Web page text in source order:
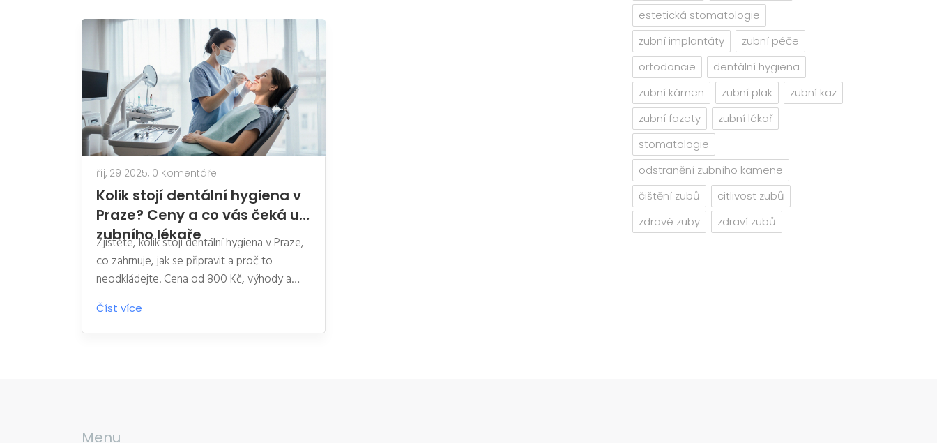
říj, 29 2025, 0 Komentáře
Kolik stojí dentální hygiena v
Praze? Ceny a co vás čeká u
zubního lékaře
Zjistěte, kolik stojí dentální hygiena v Praze,
co zahrnuje, jak se připravit a proč to
neodkládejte. Cena od 800 Kč, výhody a
časté chyby.
Číst více
estetická stomatologie
zubní implantáty
zubní péče
ortodoncie
dentální hygiena
zubní kámen
zubní plak
zubní kaz
zubní fazety
zubní lékař
stomatologie
odstranění zubního kamene
čištění zubů
citlivost zubů
zdravé zuby
zdraví zubů
Menu